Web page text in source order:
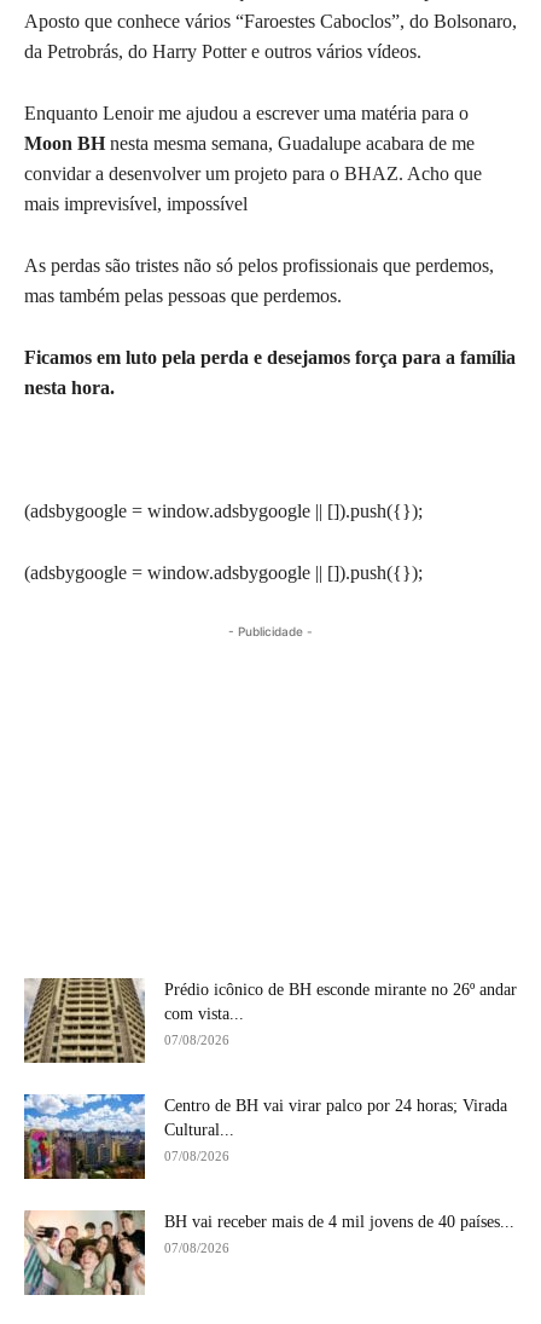
Aposto que conhece vários “Faroestes Caboclos”, do Bolsonaro,
da Petrobrás, do Harry Potter e outros vários vídeos.
Enquanto Lenoir me ajudou a escrever uma matéria para o
Moon BHnesta mesma semana, Guadalupe acabara de me
convidar a desenvolver um projeto para o BHAZ. Acho que
mais imprevisível, impossível
As perdas são tristes não só pelos profissionais que perdemos,
mas também pelas pessoas que perdemos.
Ficamos em luto pela perda e desejamos força para a família
nesta hora.
(adsbygoogle = window.adsbygoogle || []).push({});
(adsbygoogle = window.adsbygoogle || []).push({});
- Publicidade -
Prédio icônico de BH esconde mirante no 26º andar
com vista...
07/08/2026
Centro de BH vai virar palco por 24 horas; Virada
Cultural...
07/08/2026
BH vai receber mais de 4 mil jovens de 40 países...
07/08/2026